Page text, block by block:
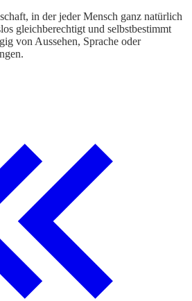
in der jeder Mensch ganz natürlich
gleichberechtigt und selbstbestimmt
von Aussehen, Sprache oder